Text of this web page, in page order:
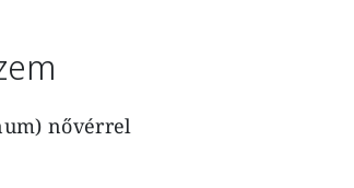
nővérrel